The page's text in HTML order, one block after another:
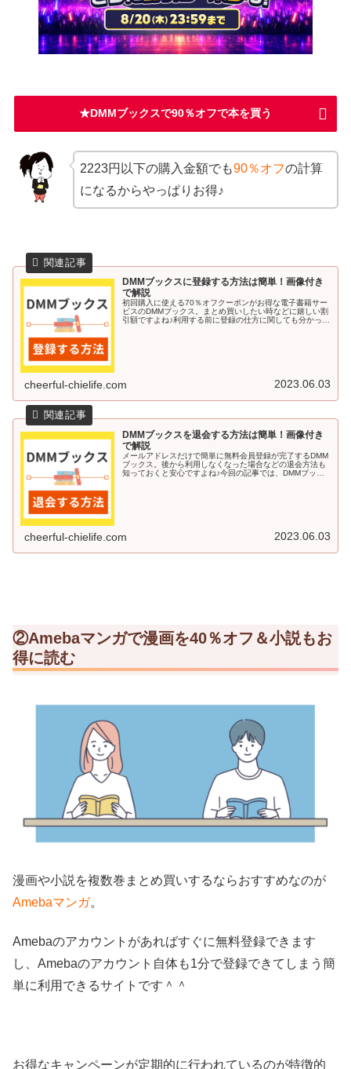
★DMMブックスで90％オフで本を買う
2223円以下の購入金額でも90％オフの計算
になるからやっぱりお得♪
DMMブックスに登録する方法は簡単！画像付き
で解説
初回購入に使える70％オフクーポンがお得な電子書籍サー
ビスのDMMブックス。まとめ買いしたい時などに嬉しい割
引額ですよね♪利用する前に登録の仕方に関しても分かって
cheerful-chielife.com 2023.06.03
DMMブックスを退会する方法は簡単！画像付き
で解説
メールアドレスだけで簡単に無料会員登録が完了するDMM
ブックス。後から利用しなくなった場合などの退会方法も
知っておくと安心ですよね♪今回の記事では、DMMブック
cheerful-chielife.com 2023.06.03
②Amebaマンガで漫画を40％オフ＆小説もお
得に読む
漫画や小説を複数巻まとめ買いするならおすすめなのが
Amebaマンガ。
Amebaのアカウントがあればすぐに無料登録できます
し、Amebaのアカウント自体も1分で登録できてしまう簡
単に利用できるサイトです＾＾
お得なキャンペーンが定期的に行われているのが特徴的